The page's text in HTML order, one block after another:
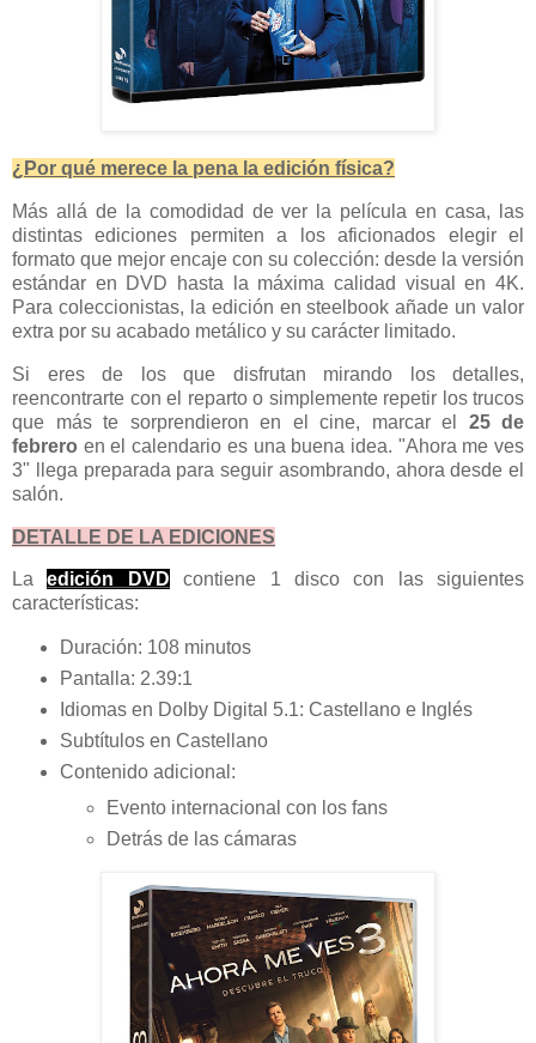
¿Por qué merece la pena la edición física?
Más allá de la comodidad de ver la película en casa, las
distintas ediciones permiten a los aficionados elegir el
formato que mejor encaje con su colección: desde la versión
estándar en DVD hasta la máxima calidad visual en 4K.
Para coleccionistas, la edición en steelbook añade un valor
extra por su acabado metálico y su carácter limitado.
Si eres de los que disfrutan mirando los detalles,
reencontrarte con el reparto o simplemente repetir los trucos
que más te sorprendieron en el cine, marcar el 25 de
febrero en el calendario es una buena idea. "Ahora me ves
3" llega preparada para seguir asombrando, ahora desde el
salón.
DETALLE DE LA EDICIONES
Laedición DVD contiene 1 disco con las siguientes
características:
Duración: 108 minutos
Pantalla: 2.39:1
Idiomas en Dolby Digital 5.1: Castellano e Inglés
Subtítulos en Castellano
Contenido adicional:
Evento internacional con los fans
Detrás de las cámaras